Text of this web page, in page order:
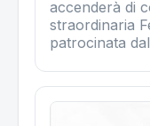
accenderà di
straordinaria
patrocinata